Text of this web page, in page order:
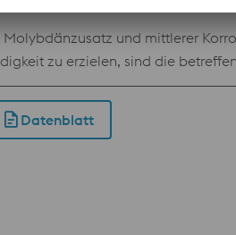
und mittlerer
zu erzielen, sind die
sehr geeignet für den Einsatz im
für Armaturen, Pumpen,
in der
Datenblatt